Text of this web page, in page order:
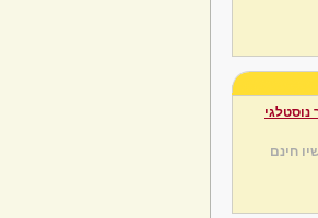
חינם